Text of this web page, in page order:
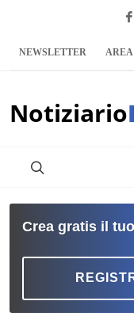
NEWSLETTER AREA
Notiziario
Crea gratis il